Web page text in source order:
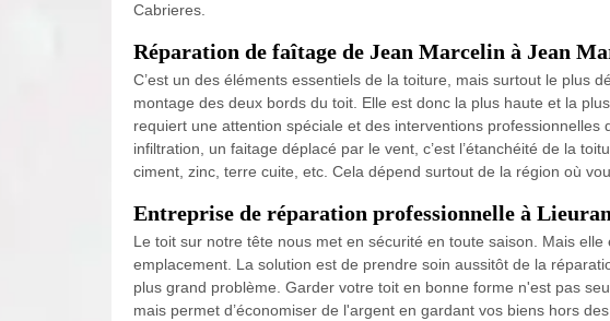
Cabrieres.
Réparation de faîtage de Jean Marcelin à Jean
C’est un des éléments essentiels de la toiture, mais surtout le plus
montage des deux bords du toit. Elle est donc la plus haute et la
requiert une attention spéciale et des interventions professionnelles
infiltration, un faitage déplacé par le vent, c’est l’étanchéité de la
ciment, zinc, terre cuite, etc. Cela dépend surtout de la région où
Entreprise de réparation professionnelle à
Le toit sur notre tête nous met en sécurité en toute saison. Mais
emplacement. La solution est de prendre soin aussitôt de la
plus grand problème. Garder votre toit en bonne forme n'est pas
mais permet d’économiser de l'argent en gardant vos biens hors